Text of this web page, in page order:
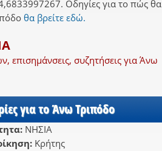
Οδηγίες για το πώς θα
θα βρείτε εδώ.
επισημάνσεις, συζητήσεις για Άνω
για το Άνω Τριπόδο
ΝΗΣΙΑ
Κρήτης